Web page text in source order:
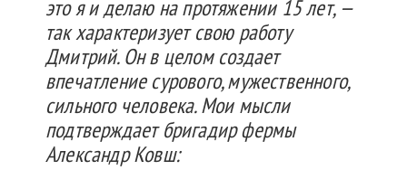
это я и делаю на протяжении 15 лет, —
так характеризует свою работу
Дмитрий. Он в целом создает
впечатление сурового, мужественного,
сильного человека. Мои мысли
подтверждает бригадир фермы
Александр Ковш: